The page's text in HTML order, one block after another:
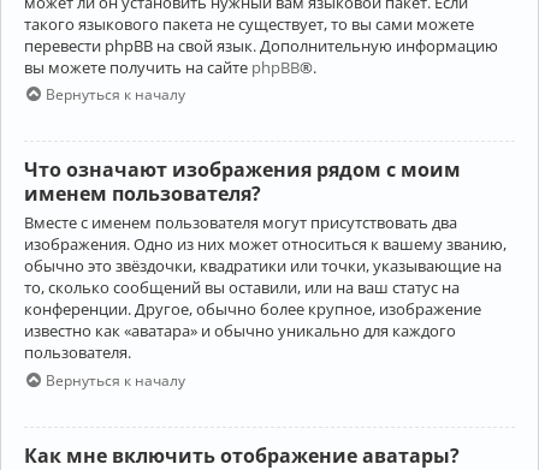
такого языкового пакета не существует, то вы сами можете
перевести phpBB на свой язык. Дополнительную информацию
вы можете получить на сайте phpBB®.
Вернуться к началу
Что означают изображения рядом с моим
именем пользователя?
Вместе с именем пользователя могут присутствовать два
изображения. Одно из них может относиться к вашему званию,
обычно это звёздочки, квадратики или точки, указывающие на
то, сколько сообщений вы оставили, или на ваш статус на
конференции. Другое, обычно более крупное, изображение
известно как «аватара» и обычно уникально для каждого
пользователя.
Вернуться к началу
Как мне включить отображение аватары?